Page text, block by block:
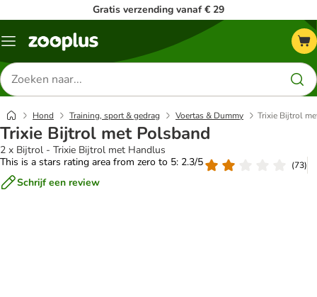
Gratis verzending vanaf € 29
Menu
Zoeken
naar
producten
Hond Training, sport & gedrag Voertas & Dummy Trixie Bijtrol
Trixie Bijtrol met Polsband
2 x Bijtrol - Trixie Bijtrol met Handlus
This is a stars rating area from zero to 5: 2.3/5
(73)
Schrijf een review